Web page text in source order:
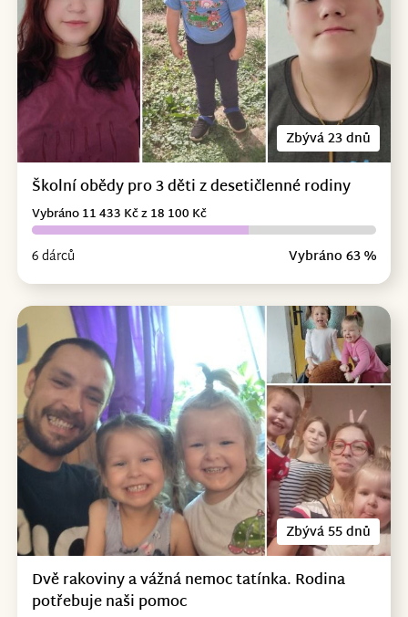
Zbývá 23 dnů
Školní obědy pro 3 děti z desetičlenné rodiny
6 dárců Vybráno 63 %
Vybráno 11 433 Kč z 18 100 Kč
Zbývá 55 dnů
Dvě rakoviny a vážná nemoc tatínka. Rodina
potřebuje naši pomoc